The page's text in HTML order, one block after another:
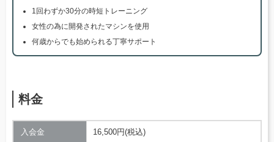
1回わずか30分の時短トレーニング
女性の為に開発されたマシンを使用
何歳からでも始められる丁寧サポート
料金
入会金 16,500円(税込)